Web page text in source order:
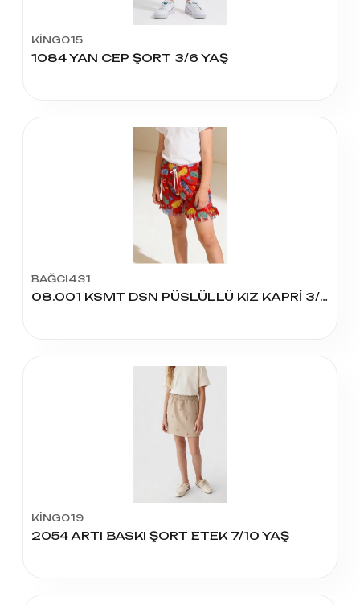
KİNG015
1084 YAN CEP ŞORT 3/6 YAŞ
BAĞCI431
08.001 KSMT DSN PÜSLÜLLÜ KIZ KAPRİ 3/6 YAŞ
KİNG019
2054 ARTI BASKI ŞORT ETEK 7/10 YAŞ